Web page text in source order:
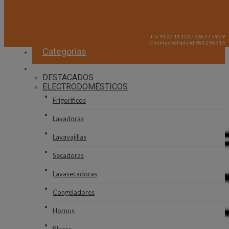
Tfn 91 00 11 123 / 628 27 59 09
Clientes Valladolid 983 296 314
Categorías
DESTACADOS
ELECTRODOMÉSTICOS
Frigoríficos
Lavadoras
Lavavajillas
Secadoras
Lavasecadoras
Congeladores
Hornos